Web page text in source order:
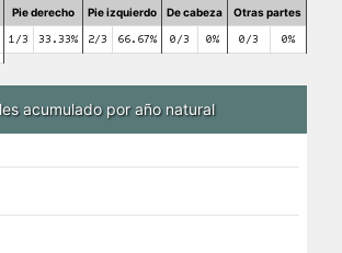
Pie derecho Pie izquierdo De cabeza Otras partes
1/3 33.33% 2/3 66.67% 0/3 0% 0/3 0%
acumulado por año natural